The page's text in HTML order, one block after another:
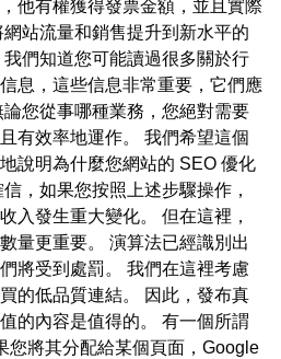
他有權獲得發票金額，並且實際
站流量和銷售提升到新水平的
們知道您可能讀過很多關於行
息，這些信息非常重要，它們應
您從事哪種業務，您絕對需要
有效率地運作。 我們希望這個
說明為什麼您網站的 SEO 優化
，如果您按照上述步驟操作，
入發生重大變化。 但在這裡，
量更重要。 演算法已經識別出
將受到處罰。 我們在這裡考慮
的低品質連結。 因此，發布真
的內容是值得的。 有一個所謂
您將其分配給某個頁面，Google